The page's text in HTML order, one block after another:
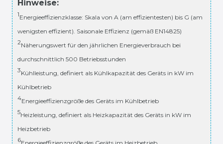
Hinweise:
1Energieeffizienzklasse: Skala von A (am effizientesten) bis G (am
wenigsten effizient). Saisonale Effizienz (gemäß EN14825)
2Näherungswert für den jährlichen Energieverbrauch bei
durchschnittlich 500 Betriebsstunden
3Kühlleistung, definiert als Kühlkapazität des Geräts in kW im
Kühlbetrieb
4Energieeffizienzgröße des Geräts im Kühlbetrieb
5Heizleistung, definiert als Heizkapazität des Geräts in kW im
Heizbetrieb
6